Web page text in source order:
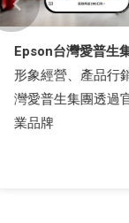
iWIN 網路內
iWIN 網路內